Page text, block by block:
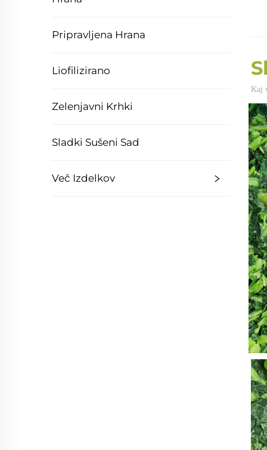
Pripravljena Hrana
Liofilizirano
Zelenjavni Krhki
Sladki Sušeni Sad
Več Izdelkov
Kaj